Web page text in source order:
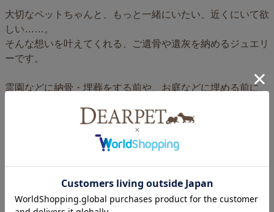
大切なペットちゃんと、もっと一緒にいたい、近くにいて欲
しい……。
そんな想いを叶えてくれる、ご遺骨や遺灰を納めるジュエリ
ーです。
霊園などに納骨・埋葬をする前や、お庭などに埋める前に、
きっと、共に過ごした家族やパートナーを、見守り癒してく
で、はじめての方でも安心です。
いつも一緒に、これからも一緒に居たいという気持ちを形に